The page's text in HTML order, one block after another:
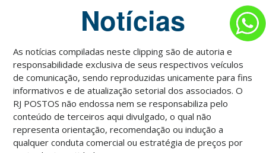
Notícias
As notícias compiladas neste clipping são de autoria e
responsabilidade exclusiva de seus respectivos veículos
de comunicação, sendo reproduzidas unicamente para fins
informativos e de atualização setorial dos associados. O
RJ POSTOS não endossa nem se responsabiliza pelo
conteúdo de terceiros aqui divulgado, o qual não
representa orientação, recomendação ou indução a
qualquer conduta comercial ou estratégia de preços por